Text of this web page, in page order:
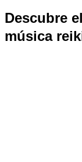
Descubre
música